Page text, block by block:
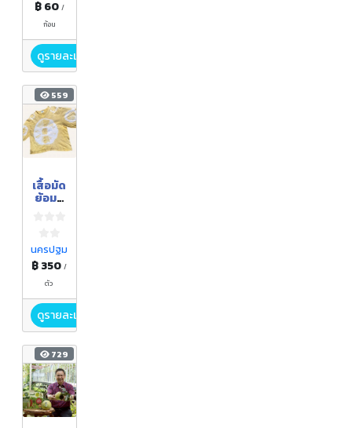
฿ 60 /
ก้อน
ดูรายละเอียด
559
เสื้อมัด
ย้อมสี
นครปฐม
฿ 350/
ตัว
ดูรายละเอียด
729